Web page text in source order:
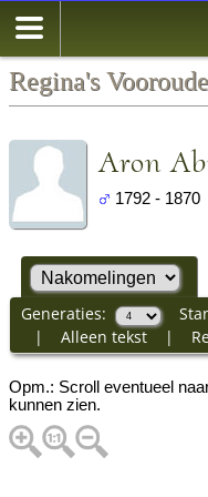
Regina's
Aron
1792 - 1870
Generaties:
| Alleen tekst|
Opm.: Scroll eventueel
kunnen zien.